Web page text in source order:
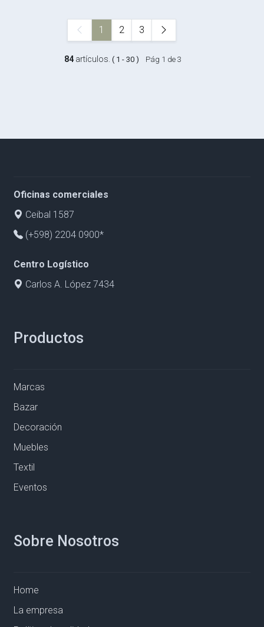
1 2 3
84artículos. ( 1 - 30 ) Pág 1 de 3
Oficinas comerciales
Ceibal 1587
(+598) 2204 0900*
Centro Logístico
Carlos A. López 7434
Productos
Marcas
Bazar
Decoración
Muebles
Textil
Eventos
Sobre Nosotros
Home
La empresa